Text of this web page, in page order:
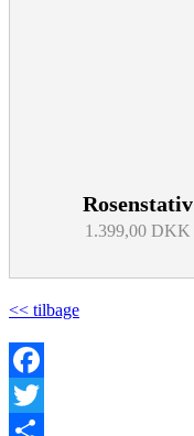
Rosenstativ
1.399,00 DKK
<< tilbage
Facebook
Twitter